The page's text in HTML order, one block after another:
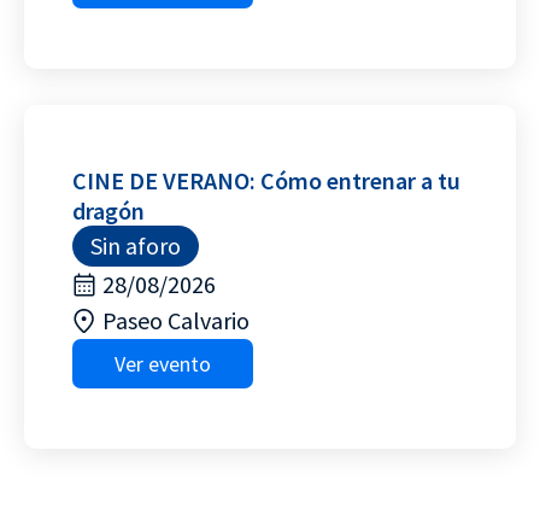
CINE DE VERANO: Cómo entrenar a tu
dragón
Sin aforo
28/08/2026
Paseo Calvario
Ver evento